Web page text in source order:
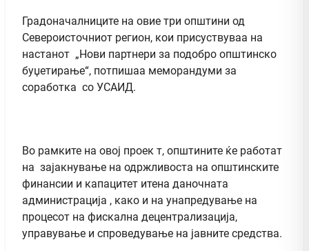
Градоначалниците на овие три општини од
Североисточниот регион, кои присуствуваа на
настанот „Нови партнери за подобро општинско
буџетирање“, потпишаа меморандуми за
соработка со УСАИД.
Во рамките на овој проек т, општините ќе работат
на зајакнување на одржливоста на општинските
финансии и капацитет итена даночната
администрација , како и на унапредување на
процесот на фискална децентрализација,
управување и спроведување на јавните средства.